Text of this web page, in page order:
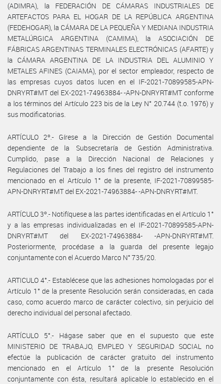
(ADIMRA), la FEDERACIÓN DE CÁMARAS INDUSTRIALES DE
ARTEFACTOS PARA EL HOGAR DE LA REPÚBLICA ARGENTINA
(FEDEHOGAR), la CÁMARA DE LA PEQUEÑA Y MEDIANA INDUSTRIA
METALÚRGICA ARGENTINA (CAMIMA), la ASOCIACIÓN DE
FÁBRICAS ARGENTINAS TERMINALES ELECTRÓNICAS (AFARTE) y
la CÁMARA ARGENTINA DE LA INDUSTRIA DEL ALUMINIO Y
METALES AFINES (CAIAMA), por el sector empleador, respecto de
las empresas cuyos datos lucen en el IF-2021-70899585-APN-
DNRYRT#MT del EX-2021-74963884- -APN-DNRYRT#MT conforme
a los términos del Artículo 223 bis de la Ley N° 20.744 (t.o. 1976) y
sus modificatorias.
ARTÍCULO 2º.- Gírese a la Dirección de Gestión Documental
dependiente de la Subsecretaría de Gestión Administrativa.
Cumplido, pase a la Dirección Nacional de Relaciones y
Regulaciones del Trabajo a los fines del registro del instrumento
mencionado en el Artículo 1° de la presente, IF-2021-70899585-
APN-DNRYRT#MT del EX-2021-74963884- -APN-DNRYRT#MT.
ARTÍCULO 3º.- Notifíquese a las partes identificadas en el Artículo 1°
y a las empresas individualizadas en el IF-2021-70899585-APN-
DNRYRT#MT del EX-2021-74963884- -APN-DNRYRT#MT.
Posteriormente, procédase a la guarda del presente legajo
conjuntamente con el Acuerdo Marco N° 735/20.
ARTICULO 4°.- Establécese que las adhesiones homologadas por el
Artículo 1° de la presente Resolución serán consideradas, en cada
caso, como acuerdo marco de carácter colectivo, sin perjuicio del
derecho individual del personal afectado.
ARTÍCULO 5°.- Hágase saber que en el supuesto que este
MINISTERIO DE TRABAJO, EMPLEO Y SEGURIDAD SOCIAL no
efectúe la publicación de carácter gratuito del instrumento
mencionado en el Artículo 1° de la presente Resolución
conjuntamente con ésta, resultará aplicable lo establecido en el